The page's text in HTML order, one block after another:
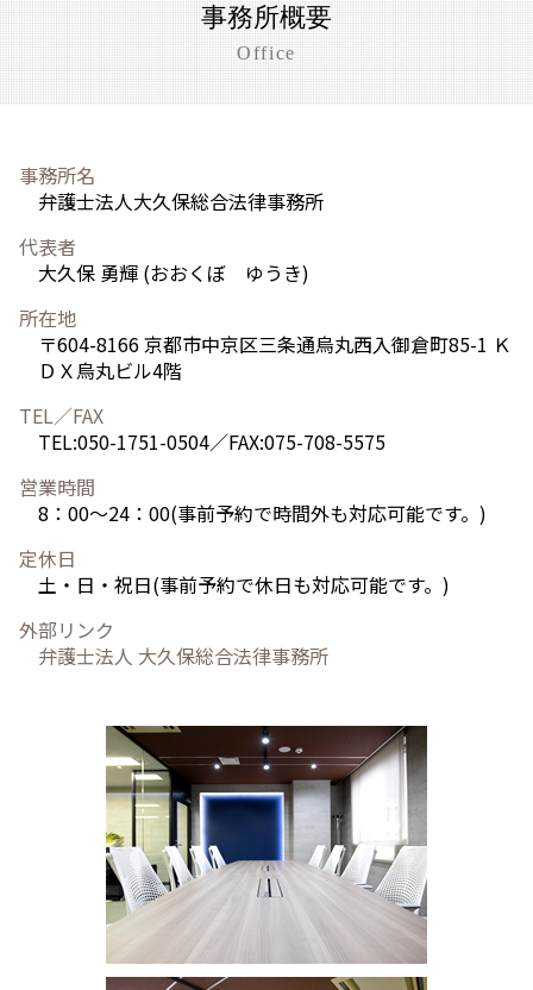
事務所概要
Office
事務所名
弁護士法人大久保総合法律事務所
代表者
大久保 勇輝 (おおくぼ ゆうき)
所在地
〒604-8166 京都市中京区三条通烏丸西入御倉町85-1 Ｋ
ＤＸ烏丸ビル4階
TEL／FAX
TEL:050-1751-0504／FAX:075-708-5575
営業時間
8：00～24：00(事前予約で時間外も対応可能です。)
定休日
土・日・祝日(事前予約で休日も対応可能です。)
外部リンク
弁護士法人 大久保総合法律事務所